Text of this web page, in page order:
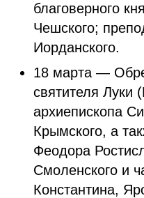
благоверного
Чешского;
Иорданского.
18 марта —
святителя Луки
архиепископа
Крымского, а
Феодора
Смоленского и
Константина,